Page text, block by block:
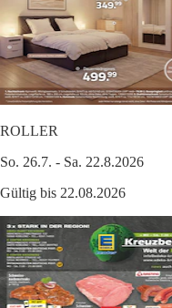
ROLLER
So. 26.7. - Sa. 22.8.2026
Gültig bis 22.08.2026